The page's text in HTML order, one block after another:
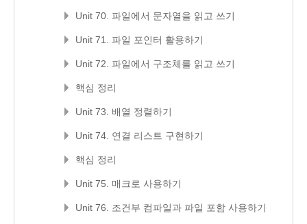
Unit 70. 파일에서 문자열을 읽고 쓰기
Unit 71. 파일 포인터 활용하기
Unit 72. 파일에서 구조체를 읽고 쓰기
핵심 정리
Unit 73. 배열 정렬하기
Unit 74. 연결 리스트 구현하기
핵심 정리
Unit 75. 매크로 사용하기
Unit 76. 조건부 컴파일과 파일 포함 사용하기